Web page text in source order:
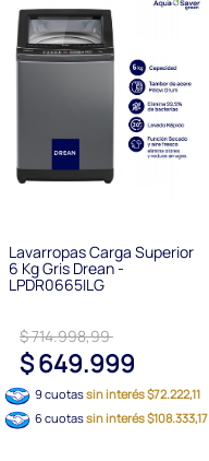
Lavarropas Carga Superior
6 Kg Gris Drean -
LPDR0665ILG
$ 714.998,99
$ 649.999
9 cuotassin interés $72.222,11
6 cuotassin interés $108.333,17